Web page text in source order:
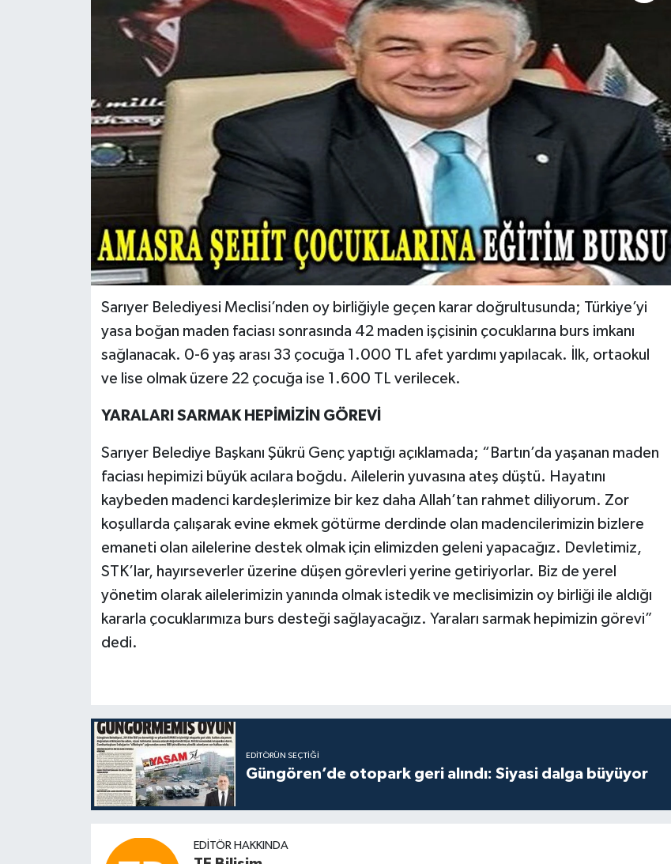
Sarıyer Belediyesi Meclisi’nden oy birliğiyle geçen karar doğrultusunda; Türkiye’yi
yasa boğan maden faciası sonrasında 42 maden işçisinin çocuklarına burs imkanı
sağlanacak. 0-6 yaş arası 33 çocuğa 1.000 TL afet yardımı yapılacak. İlk, ortaokul
ve lise olmak üzere 22 çocuğa ise 1.600 TL verilecek.
YARALARI SARMAK HEPİMİZİN GÖREVİ
Sarıyer Belediye Başkanı Şükrü Genç yaptığı açıklamada; “Bartın’da yaşanan maden
faciası hepimizi büyük acılara boğdu. Ailelerin yuvasına ateş düştü. Hayatını
kaybeden madenci kardeşlerimize bir kez daha Allah’tan rahmet diliyorum. Zor
koşullarda çalışarak evine ekmek götürme derdinde olan madencilerimizin bizlere
emaneti olan ailelerine destek olmak için elimizden geleni yapacağız. Devletimiz,
STK’lar, hayırseverler üzerine düşen görevleri yerine getiriyorlar. Biz de yerel
yönetim olarak ailelerimizin yanında olmak istedik ve meclisimizin oy birliği ile aldığı
kararla çocuklarımıza burs desteği sağlayacağız. Yaraları sarmak hepimizin görevi”
dedi.
EDITÖRÜN SEÇTIĞI
Güngören’de otopark geri alındı: Siyasi dalga büyüyor
EDITÖR HAKKINDA